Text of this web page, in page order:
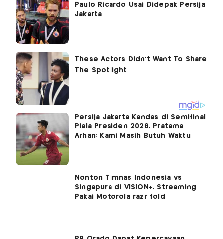
Paulo Ricardo Usai Didepak Persija
Jakarta
Persija Jakarta Kandas di Semifinal
Piala Presiden 2026, Pratama
Arhan: Kami Masih Butuh Waktu
Nonton Timnas Indonesia vs
Singapura di VISION+, Streaming
Pakai Motorola razr fold